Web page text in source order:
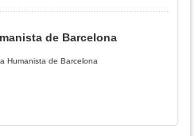
de Barcelona
Humanista de Barcelona